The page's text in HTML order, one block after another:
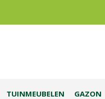
TUINMEUBELEN GAZON